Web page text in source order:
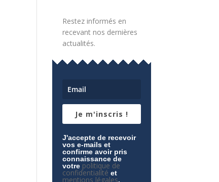
Restez informés en
recevant nos dernières
actualités.
Je m'inscris !
J'accepte de recevoir
vos e-mails et
confirme avoir pris
connaissance de
votre politique de
confidentialité et
mentions légales.